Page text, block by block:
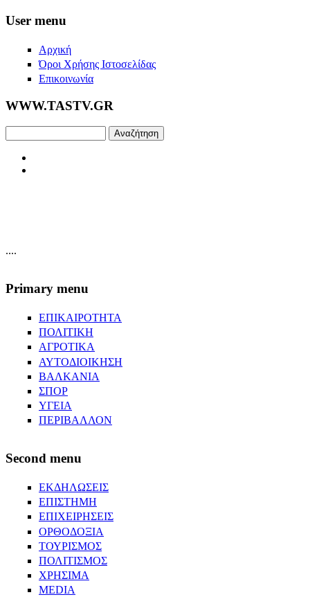
Skip to main content
User menu
Αρχική
Όροι Χρήσης Ιστοσελίδας
Επικοινωνία
WWW.TASTV.GR
....
Primary menu
ΕΠΙΚΑΙΡΟΤΗΤΑ
ΠΟΛΙΤΙΚΗ
ΑΓΡΟΤΙΚΑ
ΑΥΤΟΔΙΟΙΚΗΣΗ
ΒΑΛΚΑΝΙΑ
ΣΠΟΡ
ΥΓΕΙΑ
ΠΕΡΙΒΑΛΛΟΝ
Second menu
ΕΚΔΗΛΩΣΕΙΣ
ΕΠΙΣΤΗΜΗ
ΕΠΙΧΕΙΡΗΣΕΙΣ
ΟΡΘΟΔΟΞΙΑ
ΤΟΥΡΙΣΜΟΣ
ΠΟΛΙΤΙΣΜΟΣ
ΧΡΗΣΙΜΑ
MEDIA